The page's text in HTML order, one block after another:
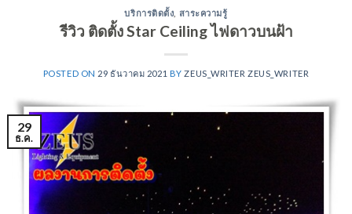
บริการติดตั้ง สาระความรู้
รีวิว ติดตั้ง Star Ceiling ไฟดาวบนฝ้า
POSTED ON 29 ธันวาคม 2021 BYZEUS_WRITER ZEUS_WRITER
29
ธ.ค.